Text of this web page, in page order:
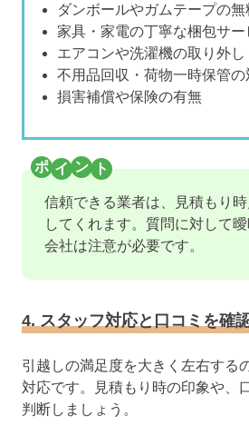
ダンボールやガムテープの無
家具・家電の丁寧な梱包サー
エアコンや洗濯機の取り外し
不用品回収・荷物一時保管の
損害補償や保険の有無
信頼できる業者は、見積もり
してくれます。質問に対して
会社は注意が必要です。
4. スタッフ対応と口コミを確
引越しの満足度を大きく左右する
対応です。見積もり時の印象や、
判断しましょう。